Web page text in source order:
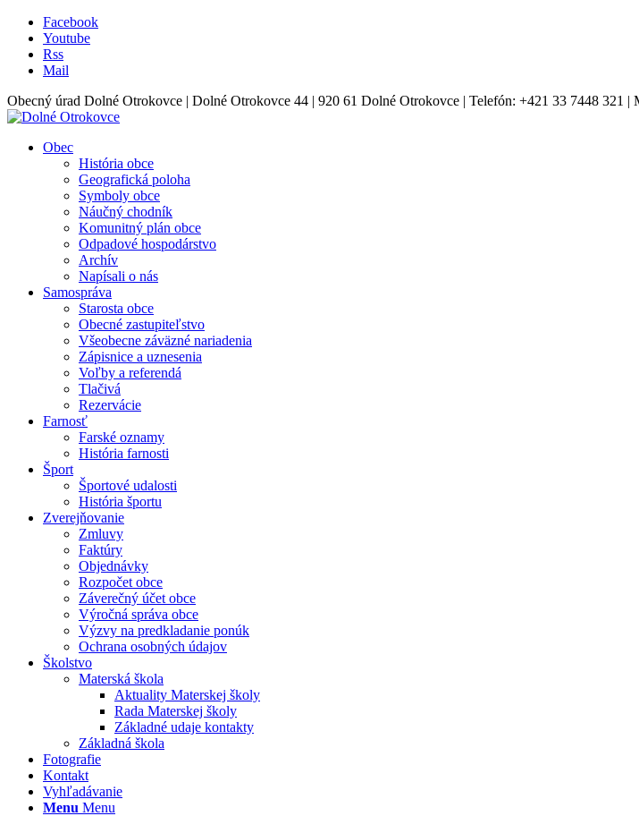
Facebook
Youtube
Rss
Mail
Obecný úrad Dolné Otrokovce | Dolné Otrokovce 44 | 920 61 Dolné Otrokovce | Telefón: +421 33 7448 321 |
Obec
História obce
Geografická poloha
Symboly obce
Náučný chodník
Komunitný plán obce
Odpadové hospodárstvo
Archív
Napísali o nás
Samospráva
Starosta obce
Obecné zastupiteľstvo
Všeobecne záväzné nariadenia
Zápisnice a uznesenia
Voľby a referendá
Tlačivá
Rezervácie
Farnosť
Farské oznamy
História farnosti
Šport
Športové udalosti
História športu
Zverejňovanie
Zmluvy
Faktúry
Objednávky
Rozpočet obce
Záverečný účet obce
Výročná správa obce
Výzvy na predkladanie ponúk
Ochrana osobných údajov
Školstvo
Materská škola
Aktuality Materskej školy
Rada Materskej školy
Základné udaje kontakty
Základná škola
Fotografie
Kontakt
Vyhľadávanie
Menu Menu